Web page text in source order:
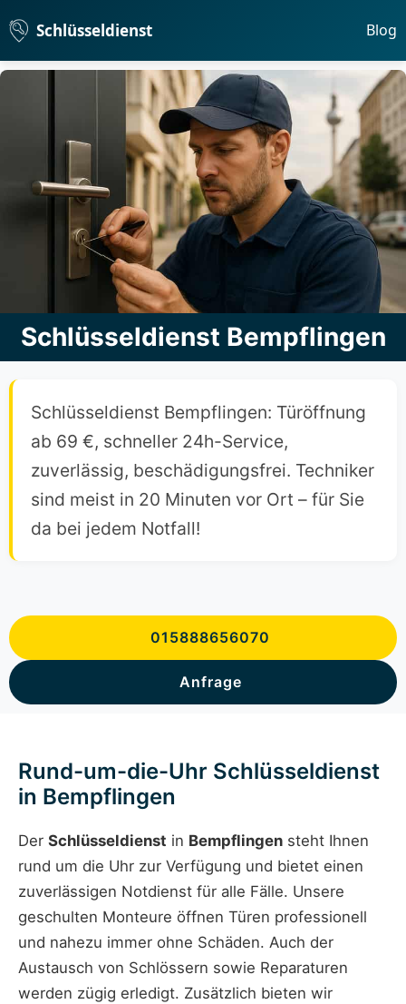
Schlüsseldienst Blog
Schlüsseldienst Bempflingen
Schlüsseldienst Bempflingen: Türöffnung
ab 69 €, schneller 24h-Service,
zuverlässig, beschädigungsfrei. Techniker
sind meist in 20 Minuten vor Ort – für Sie
da bei jedem Notfall!
015888656070
Anfrage
Rund-um-die-Uhr Schlüsseldienst
in Bempflingen
Der Schlüsseldienst in Bempflingen steht Ihnen
rund um die Uhr zur Verfügung und bietet einen
zuverlässigen Notdienst für alle Fälle. Unsere
geschulten Monteure öffnen Türen professionell
und nahezu immer ohne Schäden. Auch der
Austausch von Schlössern sowie Reparaturen
werden zügig erledigt. Zusätzlich bieten wir